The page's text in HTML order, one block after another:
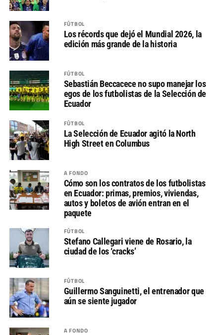
FÚTBOL
Los récords que dejó el Mundial 2026, la
edición más grande de la historia
FÚTBOL
Sebastián Beccacece no supo manejar los
egos de los futbolistas de la Selección de
Ecuador
FÚTBOL
La Selección de Ecuador agitó la North
High Street en Columbus
A FONDO
Cómo son los contratos de los futbolistas
en Ecuador: primas, premios, viviendas,
autos y boletos de avión entran en el
paquete
FÚTBOL
Stefano Callegari viene de Rosario, la
ciudad de los ‘cracks’
FÚTBOL
Guillermo Sanguinetti, el entrenador que
aún se siente jugador
A FONDO